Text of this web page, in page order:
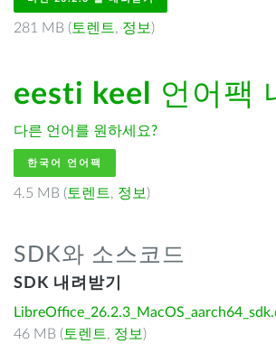
281 MB ( 토렌트, 정보 )
eesti keel 언어팩
다른 언어를 원하세요?
한국어 언어팩
4.5 MB ( 토렌트, 정보 )
SDK와 소스코드
SDK 내려받기
46 MB ( 토렌트, 정보 )